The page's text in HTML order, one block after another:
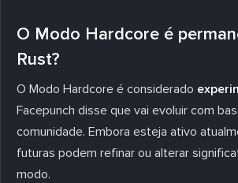
O Modo Hardcore é
Rust?
O Modo Hardcore é considerado
Facepunch disse que vai evoluir com
comunidade. Embora esteja ativo
futuras podem refinar ou alterar
modo.